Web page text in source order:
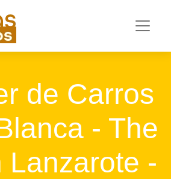
de Carros
- The
Lanzarote -